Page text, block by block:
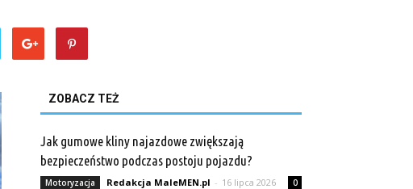
ZOBACZ TEŻ
Jak gumowe kliny najazdowe zwiększają
bezpieczeństwo podczas postoju pojazdu?
Motoryzacja Redakcja MaleMEN.pl - 16 lipca 2026 0